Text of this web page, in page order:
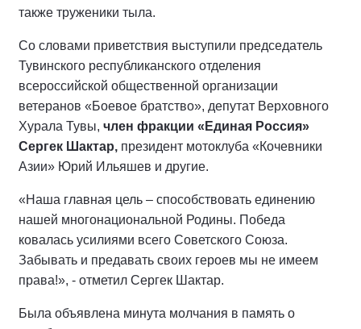
также труженики тыла.
Со словами приветствия выступили председатель
Тувинского республиканского отделения
всероссийской общественной организации
ветеранов «Боевое братство», депутат Верховного
Хурала Тувы, член фракции «Единая Россия»
Сергек Шактар, президент мотоклуба «Кочевники
Азии» Юрий Ильяшев и другие.
«Наша главная цель – способствовать единению
нашей многонациональной Родины. Победа
ковалась усилиями всего Советского Союза.
Забывать и предавать своих героев мы не имеем
права!», - отметил Сергек Шактар.
Была объявлена минута молчания в память о